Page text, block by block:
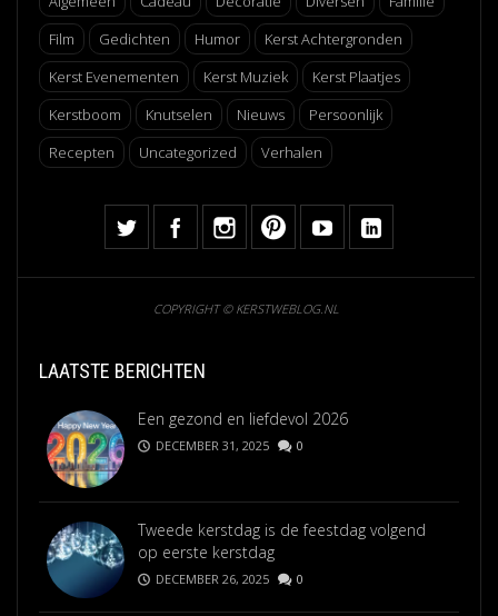
Film
Gedichten Humor
Kerst Achtergronden
Kerst Evenementen
Kerst Muziek
Kerst Plaatjes
Kerstboom
Knutselen Nieuws
Persoonlijk
Recepten
Uncategorized Verhalen
COPYRIGHT © KERSTWEBLOG.NL
LAATSTE BERICHTEN
Een gezond en liefdevol 2026
DECEMBER 31, 2025 0
Tweede kerstdag is de feestdag volgend
op eerste kerstdag
DECEMBER 26, 2025 0